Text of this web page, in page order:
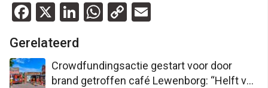
Facebook
X LinkedIn
WhatsApp
Copy
Gerelateerd
Crowdfundingsactie gestart voor door
brand getroffen café Lewenborg: “Helft van